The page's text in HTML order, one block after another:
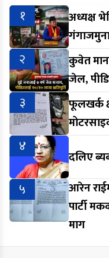
१
अध्यक्ष
२
कुवेत
जेल,
३
फूलखर्क
४
दलिए
५
आरेन
पार्टी
माग